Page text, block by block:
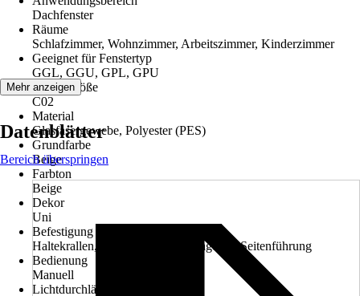
Dachfenster
Räume
Schlafzimmer, Wohnzimmer, Arbeitszimmer, Kinderzimmer
Geeignet für Fenstertyp
GGL, GGU, GPL, GPU
Fenstergröße
C02
Material
Glasfasergewebe, Polyester (PES)
Grundfarbe
Beige
Farbton
Beige
Dekor
Uni
Befestigung
Haltekrallen, Klemmträger, Montage mit Seitenführung
Bedienung
Manuell
Lichtdurchlässigkeit
Mehr anzeigen
Datenblätter
Bereich überspringen